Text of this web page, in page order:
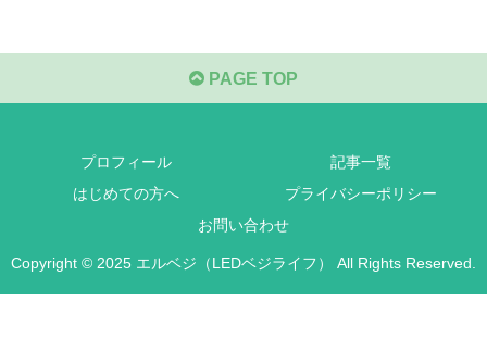
PAGE TOP
プロフィール
記事一覧
はじめての方へ
プライバシーポリシー
お問い合わせ
Copyright © 2025 エルベジ（LEDベジライフ） All Rights Reserved.